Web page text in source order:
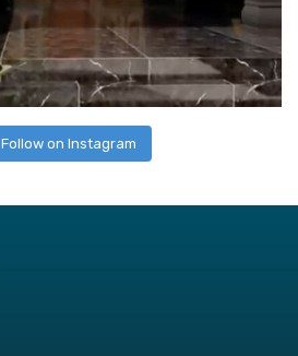
Follow on Instagram